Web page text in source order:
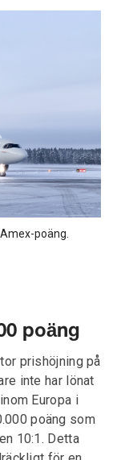
poäng.
poäng
prishöjning på
inte har lönat
Europa i
poäng som
10:1. Detta